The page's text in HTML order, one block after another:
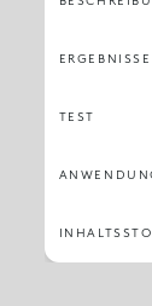
ERGEBNISSE
TEST